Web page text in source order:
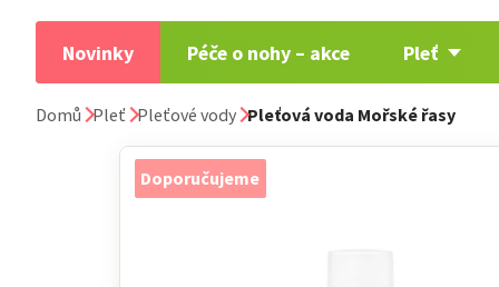
Novinky Péče o nohy – akce Pleť
Domů Pleť Pleťové vody Pleťová voda Mořské řasy
Doporučujeme